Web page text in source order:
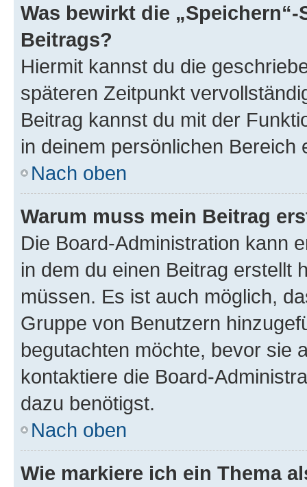
Was bewirkt die
Beitrags?
Hiermit kannst du die
späteren Zeitpunkt
Beitrag kannst du mit der
in deinem persönlichen Bereich
Nach oben
Warum muss mein Beitrag
Die Board-Administration kann
in dem du einen Beitrag erstellt
müssen. Es ist auch möglich,
Gruppe von Benutzern
begutachten möchte, bevor sie
kontaktiere die Board-
dazu benötigst.
Nach oben
Wie markiere ich ein Thema